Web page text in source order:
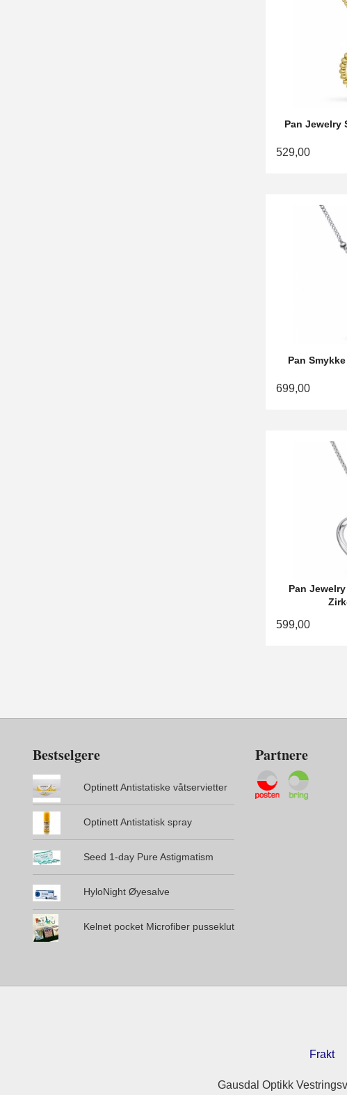
Pan Jewelry
529,00
Pan
699,00
Pan
599,00
Bestselgere
Optinett Antistatiske våtservietter
Optinett Antistatisk spray
Seed 1-day Pure Astigmatism
HyloNight Øyesalve
Kelnet pocket Microfiber pusseklut
Partnere
Frakt
Gausdal Optikk